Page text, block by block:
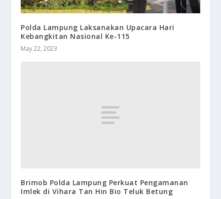
Polda Lampung Laksanakan Upacara Hari
Kebangkitan Nasional Ke-115
May 22, 2023
Brimob Polda Lampung Perkuat Pengamanan
Imlek di Vihara Tan Hin Bio Teluk Betung